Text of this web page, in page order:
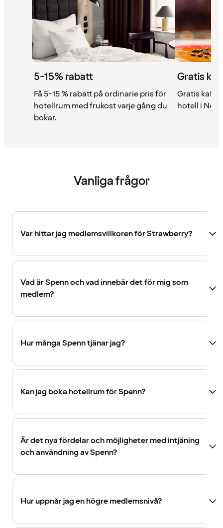
5-15% rabatt
Få 5-15 % rabatt på ordinarie pris för
hotellrum med frukost varje gång du
bokar.
Gratis
Gratis kaffe
hotell i
Vanliga frågor
Var hittar jag medlemsvillkoren för Strawberry?
Vad är Spenn och vad innebär det för mig som
medlem?
Hur många Spenn tjänar jag?
Kan jag boka hotellrum för Spenn?
Är det nya fördelar och möjligheter med intjäning
och användning av Spenn?
Hur uppnår jag en högre medlemsnivå?